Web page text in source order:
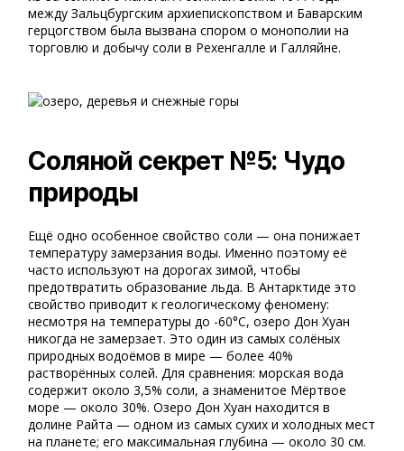
между Зальцбургским архиепископством и Баварским
герцогством была вызвана спором о монополии на
торговлю и добычу соли в Рехенгалле и Галляйне.
Соляной секрет №5: Чудо
природы
Ещё одно особенное свойство соли — она понижает
температуру замерзания воды. Именно поэтому её
часто используют на дорогах зимой, чтобы
предотвратить образование льда. В Антарктиде это
свойство приводит к геологическому феномену:
несмотря на температуры до -60°C, озеро Дон Хуан
никогда не замерзает. Это один из самых солёных
природных водоёмов в мире — более 40%
растворённых солей. Для сравнения: морская вода
содержит около 3,5% соли, а знаменитое Мёртвое
море — около 30%. Озеро Дон Хуан находится в
долине Райта — одном из самых сухих и холодных мест
на планете; его максимальная глубина — около 30 см.